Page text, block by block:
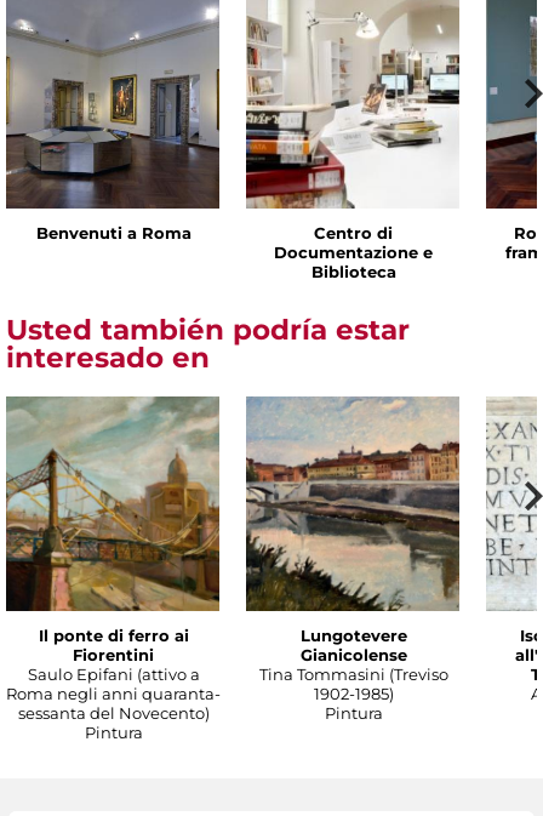
Benvenuti a Roma
Centro di
Documentazione e
Biblioteca
Usted también podría estar
interesado en
Il ponte di ferro ai
Fiorentini
Saulo Epifani (attivo a
Roma negli anni quaranta-
sessanta del Novecento)
Pintura
Lungotevere
Gianicolense
Tina Tommasini (Treviso
1902-1985)
Pintura